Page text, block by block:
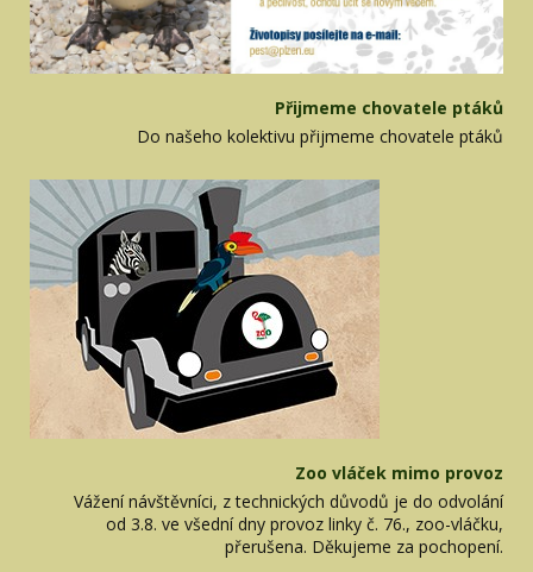
Přijmeme chovatele ptáků
Do našeho kolektivu přijmeme chovatele ptáků
Zoo vláček mimo provoz
Vážení návštěvníci, z technických důvodů je do odvolání
od 3.8. ve všední dny provoz linky č. 76., zoo-vláčku,
přerušena. Děkujeme za pochopení.